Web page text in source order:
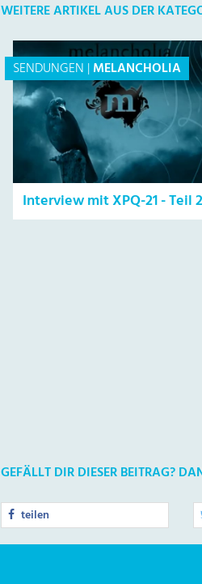
WEITERE ARTIKEL AUS DER
SENDUNGEN |MELANCHOLIA
Interview mit XPQ-21 - Teil 2
GEFÄLLT DIR DIESER BEITRAG?
teilen